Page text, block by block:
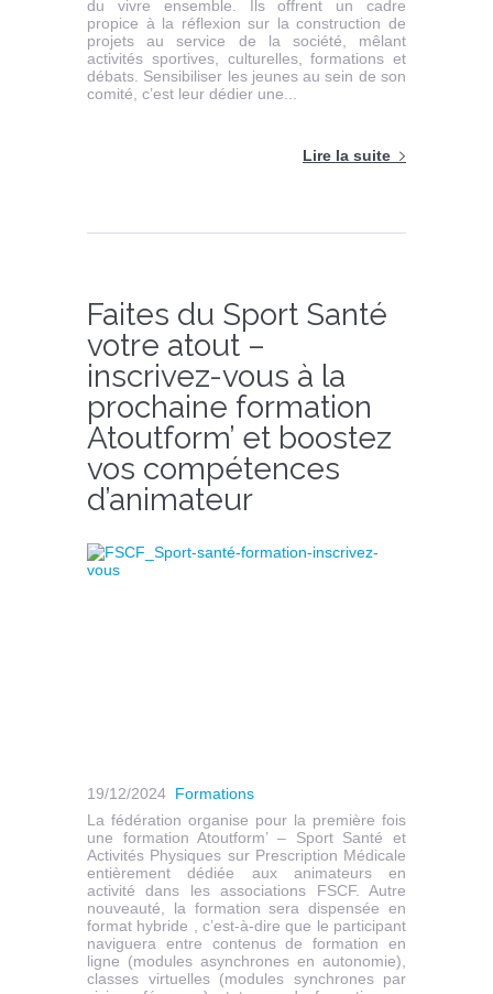
du vivre ensemble. Ils offrent un cadre
propice à la réflexion sur la construction de
projets au service de la société, mêlant
activités sportives, culturelles, formations et
débats. Sensibiliser les jeunes au sein de son
comité, c’est leur dédier une...
Lire la suite
Faites du Sport Santé
votre atout –
inscrivez-vous à la
prochaine formation
Atoutform’ et boostez
vos compétences
d’animateur
19/12/2024 Formations
La fédération organise pour la première fois
une formation Atoutform’ – Sport Santé et
Activités Physiques sur Prescription Médicale
entièrement dédiée aux animateurs en
activité dans les associations FSCF. Autre
nouveauté, la formation sera dispensée en
format hybride , c’est-à-dire que le participant
naviguera entre contenus de formation en
ligne (modules asynchrones en autonomie),
classes virtuelles (modules synchrones par